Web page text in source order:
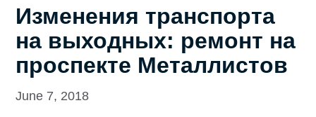
Изменения транспорта
на выходных: ремонт на
проспекте Металлистов
June 7, 2018